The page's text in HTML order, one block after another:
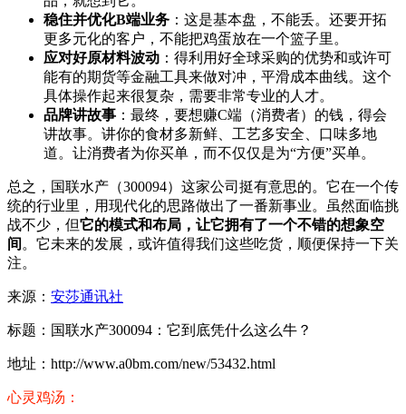
稳住并优化B端业务 ：这是基本盘，不能丢。还要开拓
更多元化的客户，不能把鸡蛋放在一个篮子里。
应对好原材料波动 ：得利用好全球采购的优势和或许可
能有的期货等金融工具来做对冲，平滑成本曲线。这个
具体操作起来很复杂，需要非常专业的人才。
品牌讲故事 ：最终，要想赚C端（消费者）的钱，得会
讲故事。讲你的食材多新鲜、工艺多安全、口味多地
道。让消费者为你买单，而不仅仅是为“方便”买单。
总之，国联水产（300094）这家公司挺有意思的。它在一个传
统的行业里，用现代化的思路做出了一番新事业。虽然面临挑
战不少，但它的模式和布局，让它拥有了一个不错的想象空
间 。它未来的发展，或许值得我们这些吃货，顺便保持一下关
注。
来源： 安莎通讯社
标题：国联水产300094：它到底凭什么这么牛？
地址：http://www.a0bm.com/new/53432.html
心灵鸡汤：